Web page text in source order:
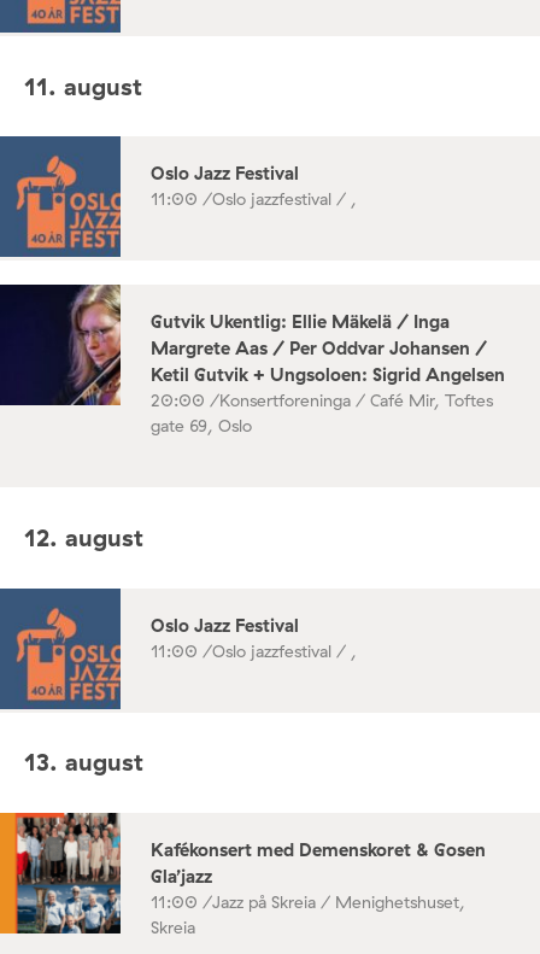
11. august
Oslo Jazz Festival
11:00 /Oslo jazzfestival / ,
Gutvik Ukentlig: Ellie Mäkelä / Inga
Margrete Aas / Per Oddvar Johansen /
Ketil Gutvik + Ungsoloen: Sigrid Angelsen
20:00 /Konsertforeninga / Café Mir, Toftes
gate 69, Oslo
12. august
Oslo Jazz Festival
11:00 /Oslo jazzfestival / ,
13. august
Kafékonsert med Demenskoret & Gosen
Gla’jazz
11:00 /Jazz på Skreia / Menighetshuset,
Skreia